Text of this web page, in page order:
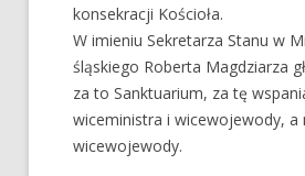
konsekracji Kościoła.
W imieniu Sekretarza Stanu w
śląskiego Roberta Magdziarza
za to Sanktuarium, za tę
wiceministra i wicewojewody, a
wicewojewody.